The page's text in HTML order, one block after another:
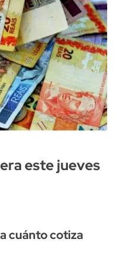
este jueves
cuánto cotiza